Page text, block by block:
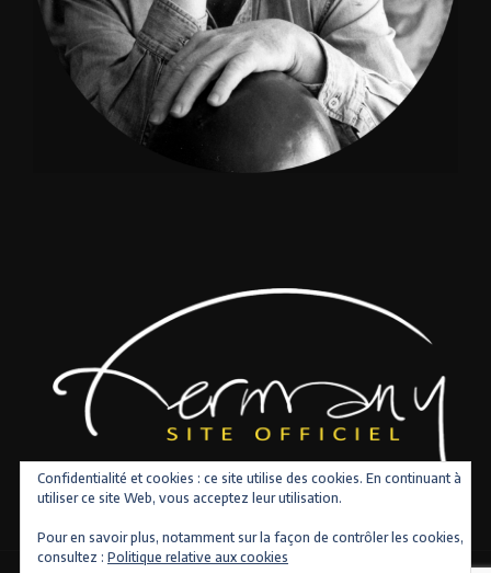
Confidentialité et cookies : ce site utilise des cookies. En continuant à
utiliser ce site Web, vous acceptez leur utilisation.
Pour en savoir plus, notamment sur la façon de contrôler les cookies,
consultez : Politique relative aux cookies